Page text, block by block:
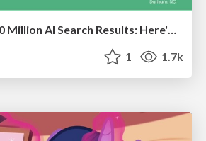
We Analyzed 250 Million AI Search Results: Here's What I Found
1 1.7k